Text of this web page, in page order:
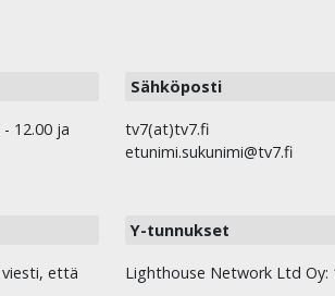
12.00 ja
Sähköposti
tv7(at)tv7.fi
etunimi.sukunimi@tv7.fi
viesti, että
Y-tunnukset
Lighthouse Network Ltd Oy: